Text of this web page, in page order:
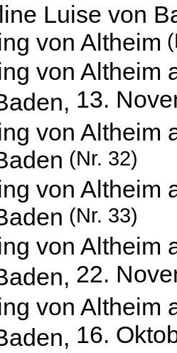
Luise von
von Altheim
von Altheim
13.
von Altheim
(Nr. 32)
von Altheim
(Nr. 33)
von Altheim
22.
von Altheim
16.